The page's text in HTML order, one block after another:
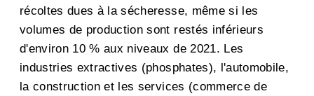
récoltes dues à la sécheresse, même si les
volumes de production sont restés inférieurs
d'environ 10 % aux niveaux de 2021. Les
industries extractives (phosphates), l'automobile,
la construction et les services (commerce de